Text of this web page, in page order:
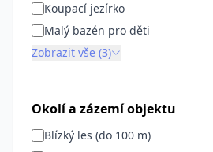
Koupací jezírko
Malý bazén pro děti
Zobrazit vše (3)
Okolí a zázemí objektu
Blízký les (do 100 m)